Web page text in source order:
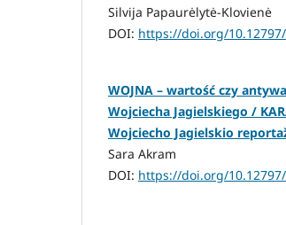
Silvija Papaurėlytė-Klovienė
DOI: https://doi.org/
WOJNA – wartość czy
Wojciecha Jagielskiego /
Wojciecho Jagielskio
Sara Akram
DOI: https://doi.org/